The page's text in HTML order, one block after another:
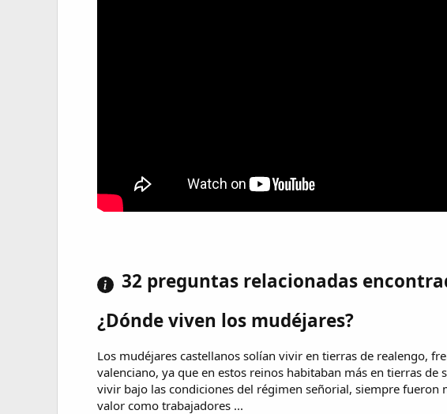
32 preguntas relacionadas
¿Dónde viven los mudéjares?
Los mudéjares castellanos solían vivir en tierras de realengo,
valenciano, ya que en estos reinos habitaban más en tierras de
vivir bajo las condiciones del régimen señorial, siempre fueron
valor como trabajadores ...